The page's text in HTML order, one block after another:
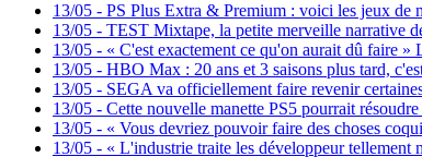
13/05 - PS Plus Extra & Premium : voici les jeux de
13/05 - TEST Mixtape, la petite merveille narrative
13/05 - « C'est exactement ce qu'on aurait dû faire »
13/05 - HBO Max : 20 ans et 3 saisons plus tard,
13/05 - SEGA va officiellement faire revenir
13/05 - Cette nouvelle manette PS5 pourrait
13/05 - « Vous devriez pouvoir faire des choses
13/05 - « L'industrie traite les développeur tellement